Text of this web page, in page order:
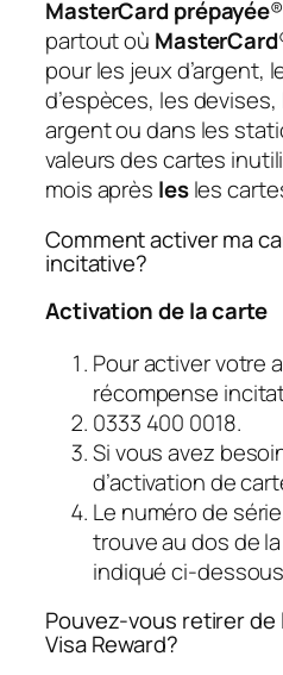
MasterCard prépayée
partout où MasterCard
pour les jeux d’argent,
d’espèces, les
argent ou dans les
valeurs des cartes
mois après lesles
Comment activer ma
incitative?
Activation de la carte
Pour activer votre
récompense
0333 400 0018.
Si vous avez
d’activation de
Le numéro de
trouve au dos de
indiqué ci-
Pouvez-vous retirer de
Visa Reward?